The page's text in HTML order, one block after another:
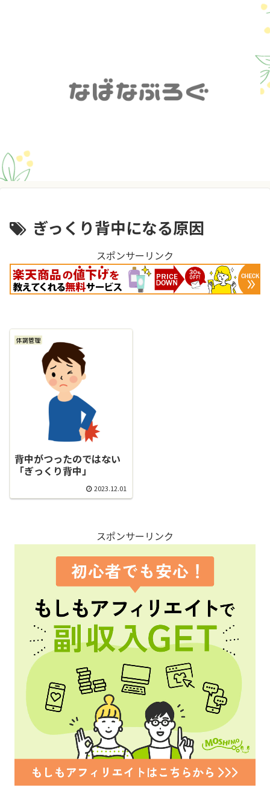
ぎっくり背中になる原因
スポンサーリンク
体調管理
背中がつったのではない
「ぎっくり背中」
2023.12.01
スポンサーリンク